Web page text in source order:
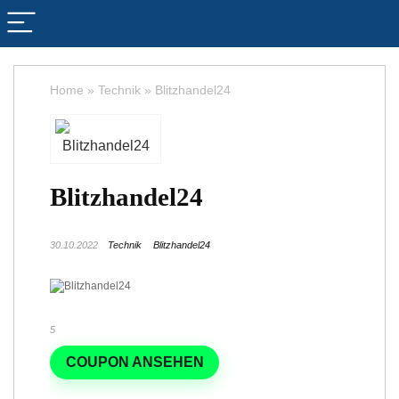
Home » Technik » Blitzhandel24
Blitzhandel24
30.10.2022 Technik Blitzhandel24
5
COUPON ANSEHEN